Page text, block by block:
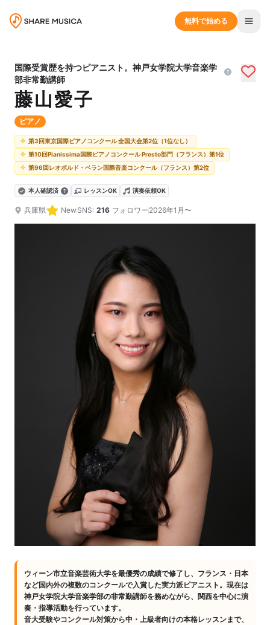
無料で始める
藤山愛子
国際受賞歴を持つピアニスト。神戸女学院大学音楽学
部非常勤講師
ピアノ
第3回東京国際ピアノコンクール 全国大会第2位（1位なし）
第10回Pianissima国際ピアノコンクール Presto部門（フランス）第1位
第96回レオポルド・ベラン国際音楽コンクール（フランス）第2位
本人確認済 レッスンOK 演奏依頼OK
兵庫県 New SNS: 216 フォロワー 2026年1月〜
ウィーン市立音楽芸術大学を最優秀の成績で修了し、フランス・日本
など国内外の複数のコンクールで入賞した実力派ピアニスト。現在は
神戸女学院大学音楽学部の非常勤講師を務めながら、関西を中心に演
奏・指導活動を行っています。
音大受験やコンクール対策から中・上級者向けの本格レッスンまで、